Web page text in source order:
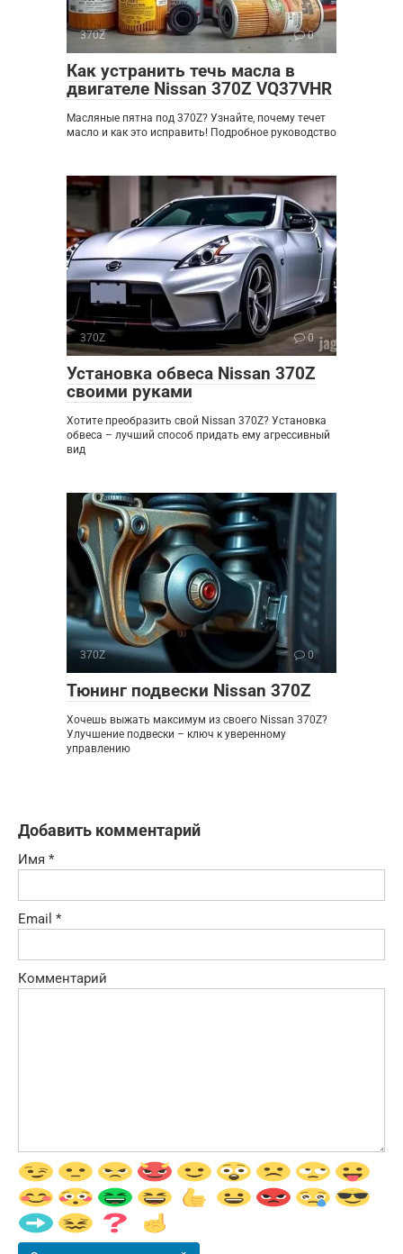
370Z 0
Как устранить течь масла в
двигателе Nissan 370Z VQ37VHR
Масляные пятна под 370Z? Узнайте, почему течет
масло и как это исправить! Подробное руководство
370Z 0
Установка обвеса Nissan 370Z
своими руками
Хотите преобразить свой Nissan 370Z? Установка
обвеса – лучший способ придать ему агрессивный
вид
370Z 0
Тюнинг подвески Nissan 370Z
Хочешь выжать максимум из своего Nissan 370Z?
Улучшение подвески – ключ к уверенному
управлению
Добавить комментарий
Имя *
Email *
Комментарий